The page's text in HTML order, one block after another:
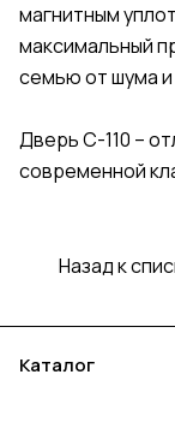
магнитным
максимальный
семью от шума и
Дверь С-110 –
современной
Назад к
Каталог